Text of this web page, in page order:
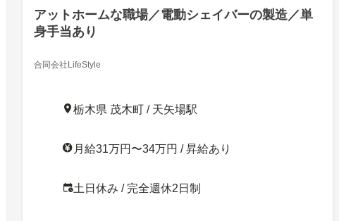
アットホームな職場／電動シェイバーの製造／単
身手当あり
合同会社LifeStyle
栃木県 茂木町 / 天矢場駅
月給31万円〜34万円 / 昇給あり
土日休み / 完全週休2日制